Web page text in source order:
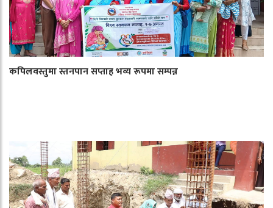
कपिलवस्तुमा स्तनपान सप्ताह भव्य रूपमा सम्पन्न